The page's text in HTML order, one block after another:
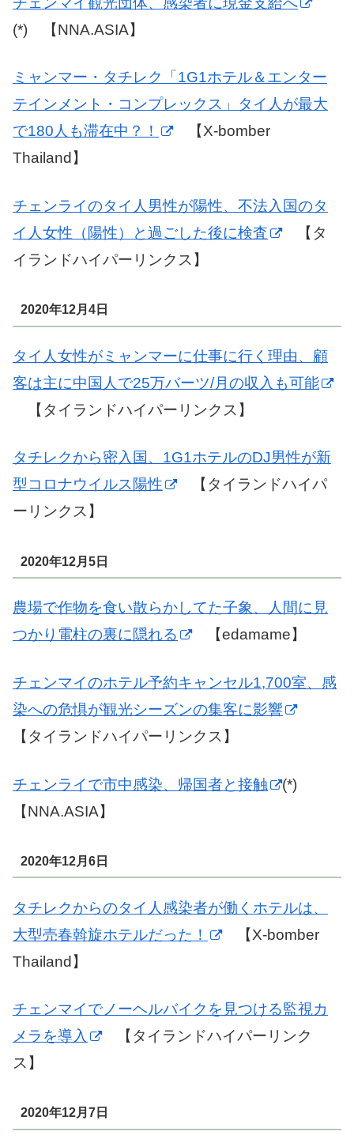
(*) 【NNA.ASIA】
ミャンマー・タチレク「1G1ホテル＆エンター
テインメント・コンプレックス」タイ人が最大
で180人も滞在中？！
【X-bomber
Thailand】
チェンライのタイ人男性が陽性、不法入国のタ
イ人女性（陽性）と過ごした後に検査
【タ
イランドハイパーリンクス】
2020年12月4日
タイ人女性がミャンマーに仕事に行く理由、顧
客は主に中国人で25万バーツ/月の収入も可能
【タイランドハイパーリンクス】
タチレクから密入国、1G1ホテルのDJ男性が新
型コロナウイルス陽性
【タイランドハイパ
ーリンクス】
2020年12月5日
農場で作物を食い散らかしてた子象、人間に見
つかり電柱の裏に隠れる
【edamame】
チェンマイのホテル予約キャンセル1,700室、感
染への危惧が観光シーズンの集客に影響
【タイランドハイパーリンクス】
チェンライで市中感染、帰国者と接触
(*)
【NNA.ASIA】
2020年12月6日
タチレクからのタイ人感染者が働くホテルは、
大型売春斡旋ホテルだった！
【X-bomber
Thailand】
チェンマイでノーヘルバイクを見つける監視カ
メラを導入
【タイランドハイパーリンク
ス】
2020年12月7日